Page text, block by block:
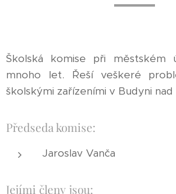
Školská komise při městském
mnoho let. Řeší veškeré
školskými zařízeními v Budyni nad
Předseda komise:
Jaroslav Vanča
Jejími členy jsou: